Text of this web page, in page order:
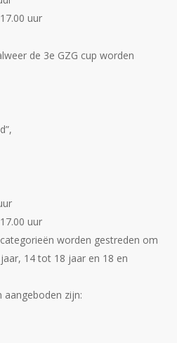
uur
de 3e GZG cup worden
uur
worden gestreden om
14 tot 18 jaar en 18 en
aangeboden zijn: